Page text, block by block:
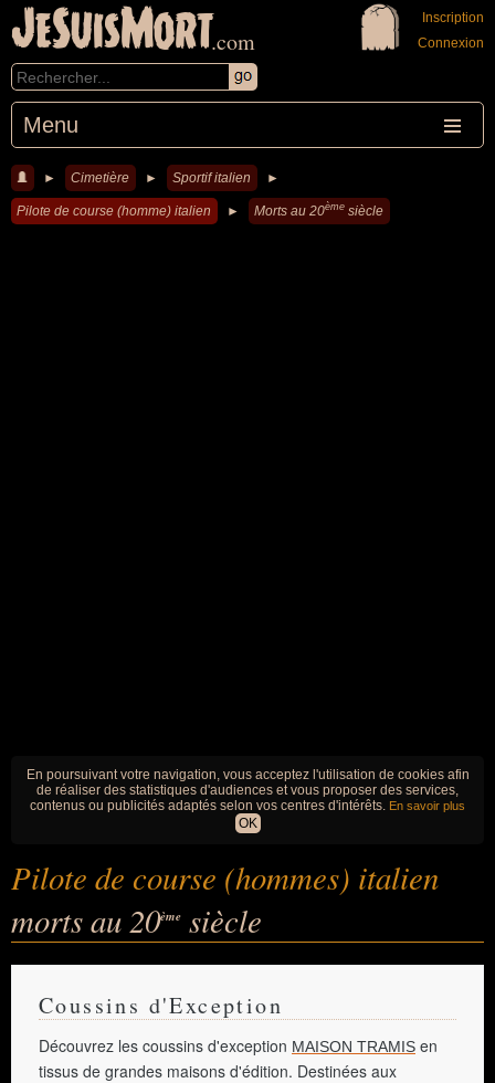
JeSuisMort.com
Menu
Inscription
Connexion
► Cimetière ► Sportif italien ►
Pilote de course (homme) italien ► Morts au 20ème siècle
En poursuivant votre navigation, vous acceptez l'utilisation de cookies afin
de réaliser des statistiques d'audiences et vous proposer des services,
contenus ou publicités adaptés selon vos centres d'intérêts. En savoir plus
OK
Pilote de course (hommes) italien
morts au 20ème siècle
Coussins d'Exception
Découvrez les coussins d'exception MAISON TRAMIS en
tissus de grandes maisons d'édition. Destinées aux